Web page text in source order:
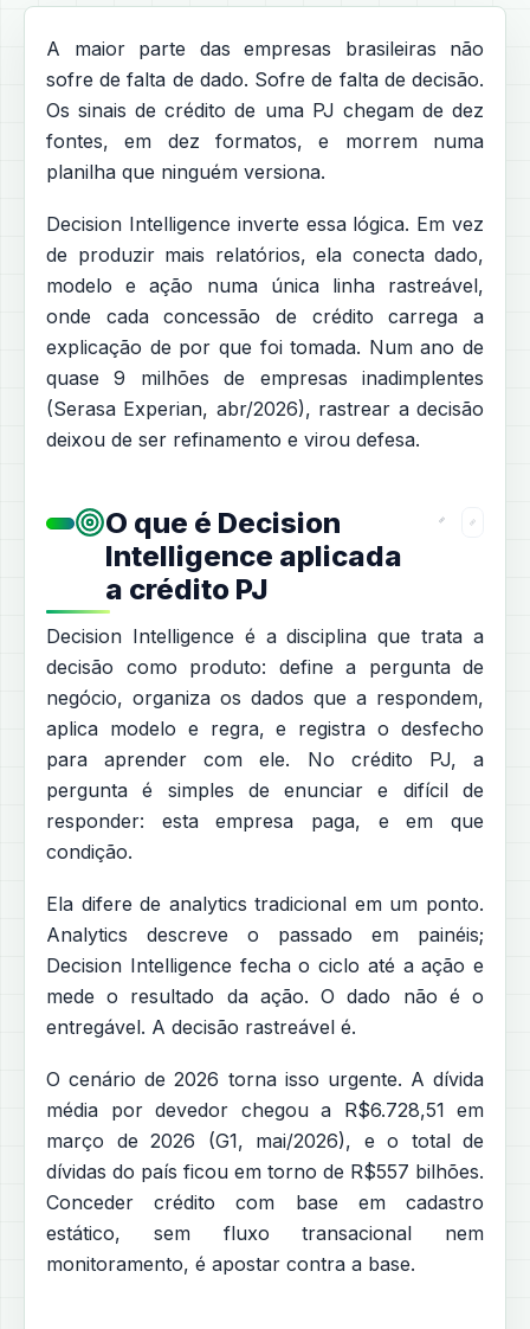
A maior parte das empresas brasileiras não
sofre de falta de dado. Sofre de falta de decisão.
Os sinais de crédito de uma PJ chegam de dez
fontes, em dez formatos, e morrem numa
planilha que ninguém versiona.
Decision Intelligence inverte essa lógica. Em vez
de produzir mais relatórios, ela conecta dado,
modelo e ação numa única linha rastreável,
onde cada concessão de crédito carrega a
explicação de por que foi tomada. Num ano de
quase 9 milhões de empresas inadimplentes
(Serasa Experian, abr/2026), rastrear a decisão
deixou de ser refinamento e virou defesa.
O que é Decision
Intelligence aplicada
a crédito PJ
Decision Intelligence é a disciplina que trata a
decisão como produto: define a pergunta de
negócio, organiza os dados que a respondem,
aplica modelo e regra, e registra o desfecho
para aprender com ele. No crédito PJ, a
pergunta é simples de enunciar e difícil de
responder: esta empresa paga, e em que
condição.
Ela difere de analytics tradicional em um ponto.
Analytics descreve o passado em painéis;
Decision Intelligence fecha o ciclo até a ação e
mede o resultado da ação. O dado não é o
entregável. A decisão rastreável é.
O cenário de 2026 torna isso urgente. A dívida
média por devedor chegou a R$6.728,51 em
março de 2026 (G1, mai/2026), e o total de
dívidas do país ficou em torno de R$557 bilhões.
Conceder crédito com base em cadastro
estático, sem fluxo transacional nem
monitoramento, é apostar contra a base.